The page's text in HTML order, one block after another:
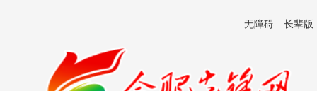
无障碍 长辈版